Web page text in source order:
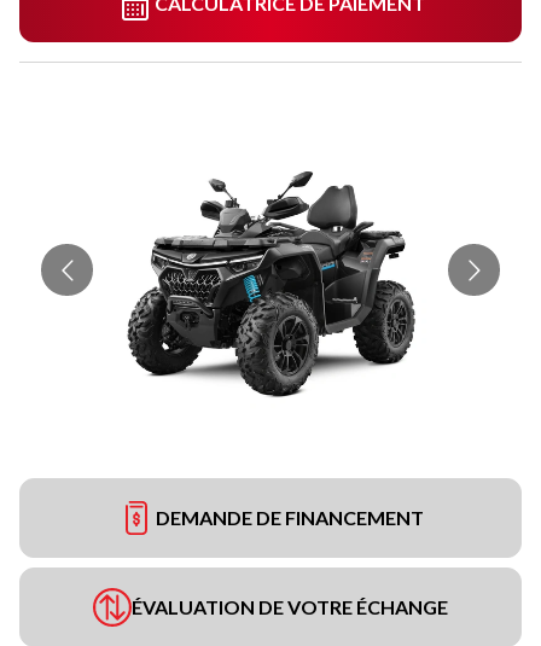
DEMANDE DE FINANCEMENT
ÉVALUATION DE VOTRE ÉCHANGE